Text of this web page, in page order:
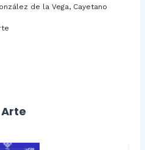
de la Vega, Cayetano